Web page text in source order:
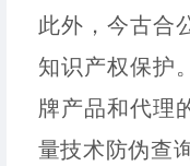
此外，今古合
知识产权保护
牌产品和代理
量技术防伪查